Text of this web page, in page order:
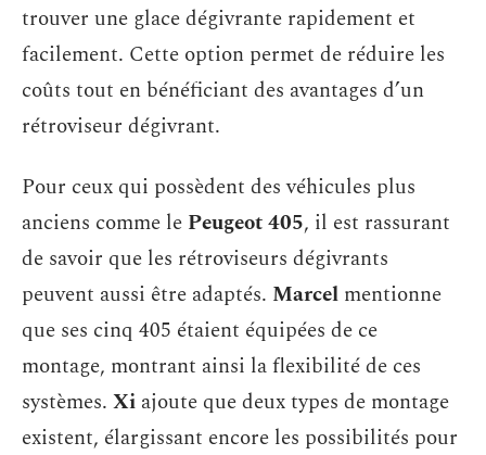
trouver une glace dégivrante rapidement et
facilement. Cette option permet de réduire les
coûts tout en bénéficiant des avantages d’un
rétroviseur dégivrant.
Pour ceux qui possèdent des véhicules plus
anciens comme le Peugeot 405, il est rassurant
de savoir que les rétroviseurs dégivrants
peuvent aussi être adaptés. Marcel mentionne
que ses cinq 405 étaient équipées de ce
montage, montrant ainsi la flexibilité de ces
systèmes. Xi ajoute que deux types de montage
existent, élargissant encore les possibilités pour